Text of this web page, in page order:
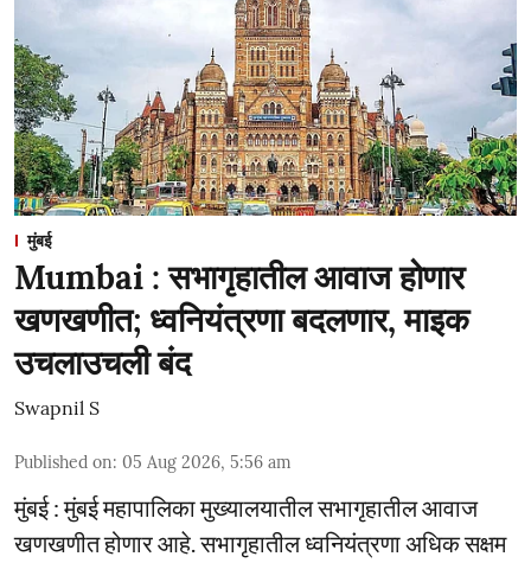
मुंबई
Mumbai : सभागृहातील आवाज होणार
खणखणीत; ध्वनियंत्रणा बदलणार, माइक
उचलाउचली बंद
Swapnil S
Published on: 05 Aug 2026, 5:56 am
मुंबई : मुंबई महापालिका मुख्यालयातील सभागृहातील आवाज
खणखणीत होणार आहे. सभागृहातील ध्वनियंत्रणा अधिक सक्षम